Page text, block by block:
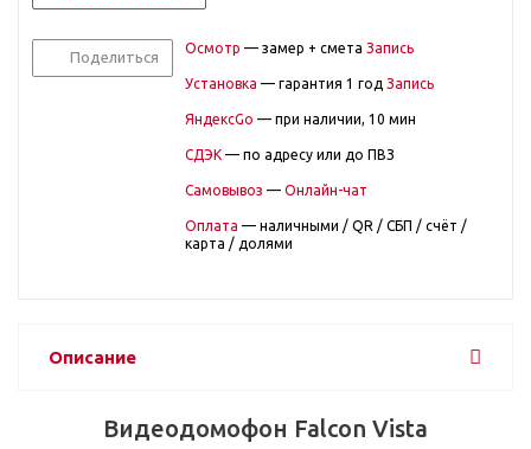
Поделиться
Осмотр — замер + смета Запись
Установка — гарантия 1 год Запись
ЯндексGo — при наличии, 10 мин
СДЭК — по адресу или до ПВЗ
Самовывоз — Онлайн-чат
Оплата — наличными / QR / СБП / счёт /
карта / долями
Описание
Видеодомофон Falcon Vista